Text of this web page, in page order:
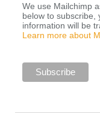
We use Mailchimp
below to subscribe,
information will be
Learn more about